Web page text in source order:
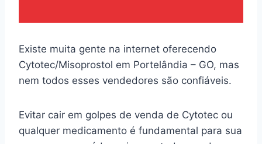
Existe muita gente na internet oferecendo
Cytotec/Misoprostol em Portelândia – GO, mas
nem todos esses vendedores são confiáveis.
Evitar cair em golpes de venda de Cytotec ou
qualquer medicamento é fundamental para sua